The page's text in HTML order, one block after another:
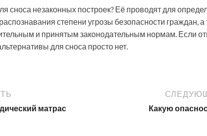
сноса незаконных построек? Её проводят для
степени угрозы безопасности граждан, а
и принятым законодательным нормам. Если
для сноса просто нет.
матрас Какую